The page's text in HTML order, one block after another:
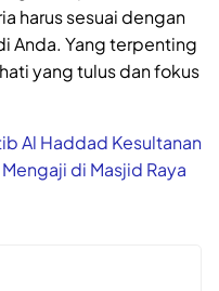
harus sesuai dengan
Anda. Yang terpenting
yang tulus dan fokus
Al Haddad Kesultanan
di Masjid Raya